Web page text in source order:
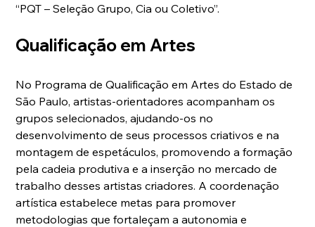
“PQT – Seleção Grupo, Cia ou Coletivo”.
Qualificação em Artes
No Programa de Qualificação em Artes do Estado de
São Paulo, artistas-orientadores acompanham os
grupos selecionados, ajudando-os no
desenvolvimento de seus processos criativos e na
montagem de espetáculos, promovendo a formação
pela cadeia produtiva e a inserção no mercado de
trabalho desses artistas criadores. A coordenação
artística estabelece metas para promover
metodologias que fortaleçam a autonomia e